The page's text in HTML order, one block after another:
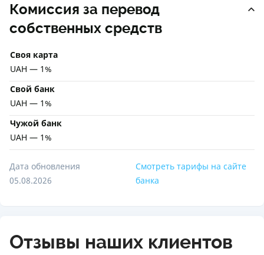
Комиссия за перевод
собственных средств
Своя карта
UAH — 1%
Свой банк
UAH — 1%
Чужой банк
UAH — 1%
Дата обновления
05.08.2026
Смотреть тарифы на сайте
банка
Отзывы наших клиентов